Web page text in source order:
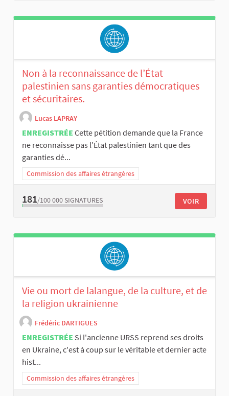
Non à la reconnaissance de l’État
palestinien sans garanties démocratiques
et sécuritaires.
Lucas LAPRAY
ENREGISTRÉE Cette pétition demande que la France
ne reconnaisse pas l’État palestinien tant que des
garanties dé...
Commission des affaires étrangères
181/100 000 SIGNATURES VOIR
Vie ou mort de lalangue, de la culture, et de
la reIigion ukrainienne
Frédéric DARTIGUES
ENREGISTRÉE Si l'ancienne URSS reprend ses droits
en Ukraine, c'est à coup sur le véritable et dernier acte
hist...
Commission des affaires étrangères